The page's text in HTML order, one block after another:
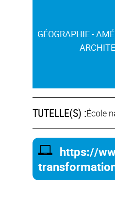
https://
TUTELLE(S) :École
GÉOGRAPHIE -